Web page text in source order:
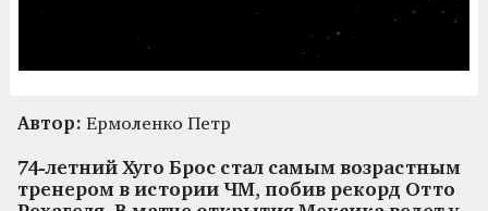
Автор: Ермоленко Петр
74-летний Хуго Брос стал самым возрастным
тренером в истории ЧМ, побив рекорд Отто